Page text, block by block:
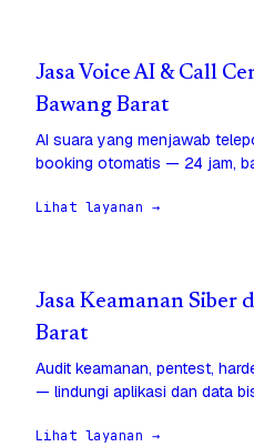
Jasa Voice AI & Call
Bawang Barat
AI suara yang menjawab
booking otomatis — 24 jam,
Lihat layanan →
Jasa Keamanan Siber
Barat
Audit keamanan, pentest,
— lindungi aplikasi dan data
Lihat layanan →